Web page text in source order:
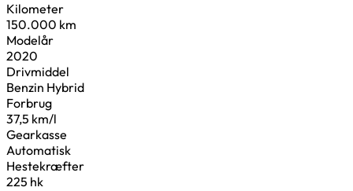
Kilometer
150.000 km
Modelår
2020
Drivmiddel
Benzin Hybrid
Forbrug
37,5 km/l
Gearkasse
Automatisk
Hestekræfter
225 hk